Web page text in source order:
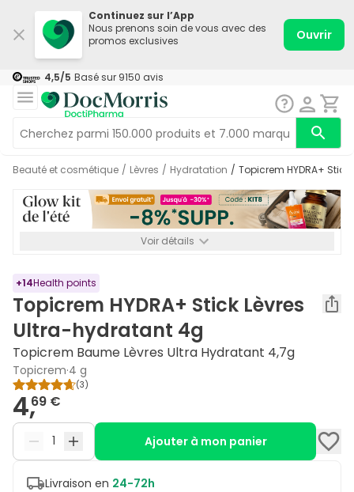
Continuez sur l’App
Nous prenons soin de vous avec des
promos exclusives
Ouvrir
4,5/5 Basé sur 9150 avis
Beauté et cosmétique / Lèvres / Hydratation / Topicrem HYDRA+
Voir détails
+14Health points
Topicrem HYDRA+ Stick Lèvres
Ultra-hydratant 4g
Topicrem Baume Lèvres Ultra Hydratant 4,7g
Topicrem·4 g
(3)
4,69 €
Ajouter à mon panier
Livraison en 24-72h